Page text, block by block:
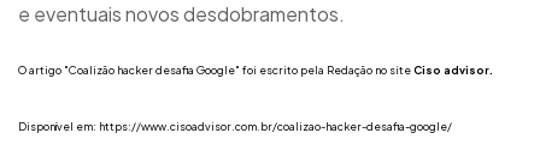
e eventuais novos desdobramentos.
O artigo "Coalizão hacker desafia Google" foi escrito pela Redação no siteCiso advisor.
Disponível em: https://www.cisoadvisor.com.br/coalizao-hacker-desafia-google/